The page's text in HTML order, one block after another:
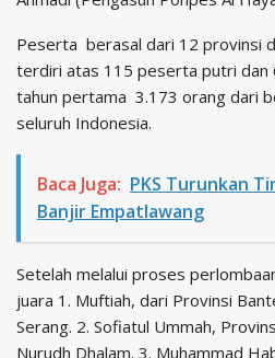
Peserta berasal dari 12 provinsi
terdiri atas 115 peserta putri
tahun pertama 3.173 orang dari
seluruh Indonesia.
Baca Juga: PKS Turunkan
Banjir Empatlawang
Setelah melalui proses
juara 1. Muftiah, dari Provinsi
Serang. 2. Sofiatul Ummah,
Nurudh Dhalam. 3. Muhammad